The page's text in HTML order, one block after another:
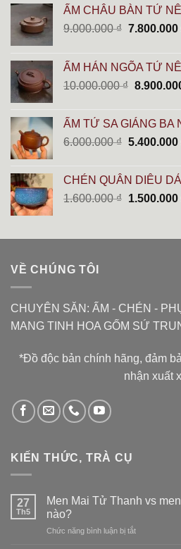
ẤM CHÂU BÀN TỬ NÊ
9.000.000₫ Giá
là:
9.000.000
7.800.000
ẤM HÁN NGÕA TỬ NÊ
10.000.000₫ Giá
là:
ẤM TỬ SA GIÁNG BA
6.000.000₫ Giá
6.000.000
5.400.000
CHÉN QUÂN DIÊU
1.600.000₫ Giá
1.600.000
1.500.000
VỀ CHÚNG TÔI
CHUYÊN SĂN: ẤM - CHÉN -
MANG TINH HOA GỐM SỨ
*Đồ độc bản chính hãng, đảm
nhận xuất
KIẾN THỨC, TRÀ CỤ
27
Th5
Men Mai Tử Thanh vs
nào?
Chức năng bình luận bị tắtở